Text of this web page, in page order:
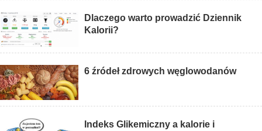
Dlaczego warto prowadzić Dziennik
Kalorii?
6 źródeł zdrowych węglowodanów
Indeks Glikemiczny a kalorie i